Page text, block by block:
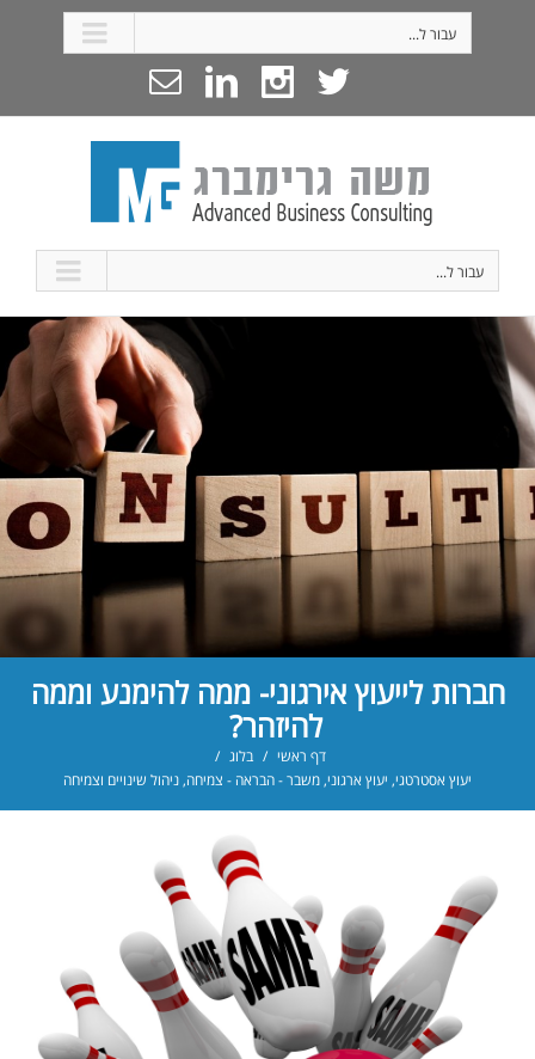
עבור ל...
עבור ל...
חברות לייעוץ אירגוני- ממה להימנע וממה
להיזהר?
דף ראשי / בלוג /
יעוץ אסטרטגי, יעוץ ארגוני,משבר - הבראה - צמיחה,ניהול שינויים וצמיחה